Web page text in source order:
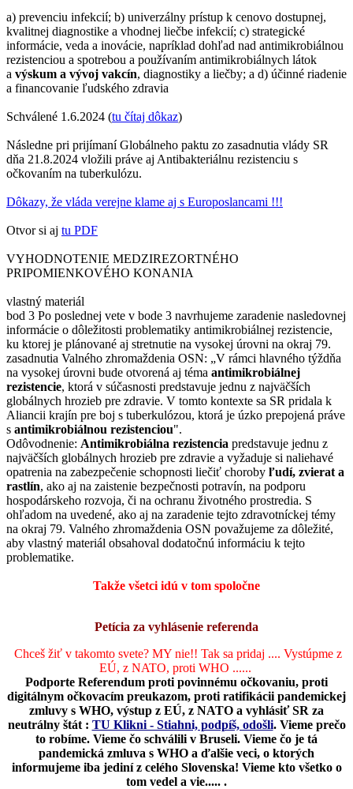
a) prevenciu infekcií; b) univerzálny prístup k cenovo dostupnej,
kvalitnej diagnostike a vhodnej liečbe infekcií; c) strategické
informácie, veda a inovácie, napríklad dohľad nad antimikrobiálnou
rezistenciou a spotrebou a používaním antimikrobiálnych látok
a výskum a vývoj vakcín, diagnostiky a liečby; a d) účinné riadenie
a financovanie ľudského zdravia
Schválené 1.6.2024 (tu čítaj dôkaz)
Následne pri prijímaní Globálneho paktu zo zasadnutia vlády SR
dňa 21.8.2024 vložili práve aj Antibakteriálnu rezistenciu s
očkovaním na tuberkulózu.
Dôkazy, že vláda verejne klame aj s Europoslancami !!!
Otvor si aj tu PDF
VYHODNOTENIE MEDZIREZORTNÉHO
PRIPOMIENKOVÉHO KONANIA
vlastný materiál
bod 3 Po poslednej vete v bode 3 navrhujeme zaradenie nasledovnej
informácie o dôležitosti problematiky antimikrobiálnej rezistencie,
ku ktorej je plánované aj stretnutie na vysokej úrovni na okraj 79.
zasadnutia Valného zhromaždenia OSN: „V rámci hlavného týždňa
na vysokej úrovni bude otvorená aj téma antimikrobiálnej
rezistencie, ktorá v súčasnosti predstavuje jednu z najväčších
globálnych hrozieb pre zdravie. V tomto kontexte sa SR pridala k
Aliancii krajín pre boj s tuberkulózou, ktorá je úzko prepojená práve
s antimikrobiálnou rezistenciou".
Odôvodnenie: Antimikrobiálna rezistencia predstavuje jednu z
najväčších globálnych hrozieb pre zdravie a vyžaduje si naliehavé
opatrenia na zabezpečenie schopnosti liečiť choroby ľudí, zvierat a
rastlín, ako aj na zaistenie bezpečnosti potravín, na podporu
hospodárskeho rozvoja, či na ochranu životného prostredia. S
ohľadom na uvedené, ako aj na zaradenie tejto zdravotníckej témy
na okraj 79. Valného zhromaždenia OSN považujeme za dôležité,
aby vlastný materiál obsahoval dodatočnú informáciu k tejto
problematike.
Takže všetci idú v tom spoločne
Petícia za vyhlásenie referenda
Chceš žiť v takomto svete? MY nie!! Tak sa pridaj .... Vystúpme z
EÚ, z NATO, proti WHO ......
Podporte Referendum proti povinnému očkovaniu, proti
digitálnym očkovacím preukazom, proti ratifikácii pandemickej
zmluvy s WHO, výstup z EÚ, z NATO a vyhlásiť SR za
neutrálny štát : TU Klikni - Stiahni, podpíš, odošli. Vieme prečo
to robíme. Vieme čo schválili v Bruseli. Vieme čo je tá
pandemická zmluva s WHO a ďalšie veci, o ktorých
informujeme iba jediní z celého Slovenska! Vieme kto všetko o
tom vedel a vie..... .